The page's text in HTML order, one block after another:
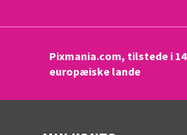
Pixmania.com, tilstede i 14
europæiske lande